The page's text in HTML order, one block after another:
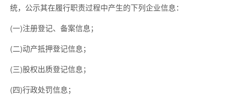
统，公示其在履行职责过程中产生的下列企业信息：
(一)注册登记、备案信息；
(二)动产抵押登记信息；
(三)股权出质登记信息；
(四)行政处罚信息；